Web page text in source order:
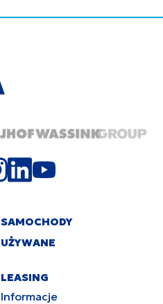
SAMOCHODY
UŻYWANE
LEASING
Informacje